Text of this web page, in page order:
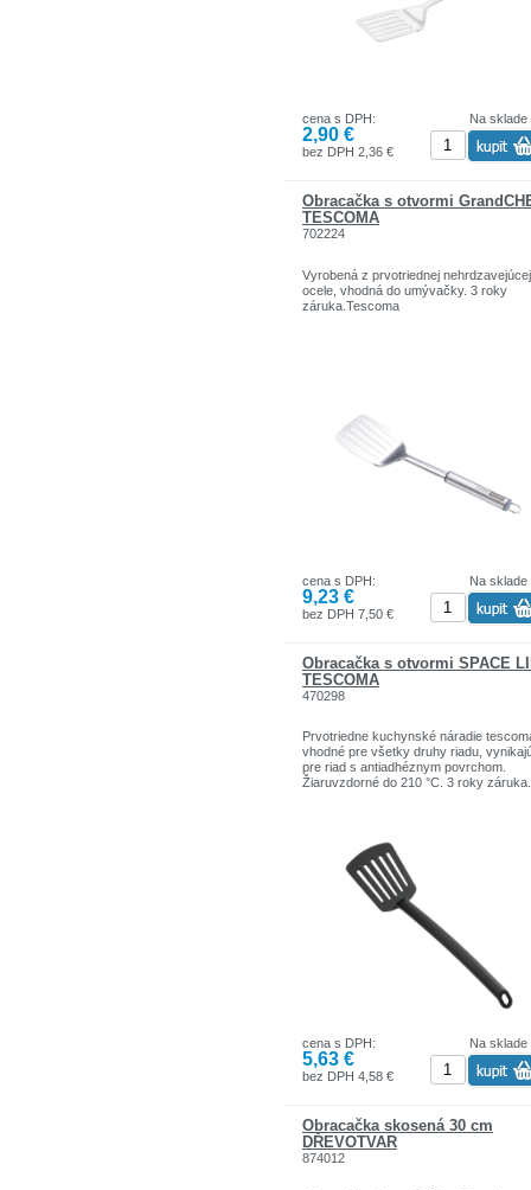
Na sklade
cena s DPH:
2,90 €
bez DPH 2,36 €
Obracačka s otvormi
TESCOMA
702224
Vyrobená z prvotriednej nehrdzavejúcej
ocele, vhodná do umývačky. 3 roky
záruka.Tescoma
Na sklade
cena s DPH:
9,23 €
bez DPH 7,50 €
Obracačka s otvormi SPACE
TESCOMA
470298
Prvotriedne kuchynské náradie
vhodné pre všetky druhy riadu,
pre riad s antiadhéznym povrchom.
Žiaruvzdorné do 210 °C. 3 roky záruka.
Na sklade
cena s DPH:
5,63 €
bez DPH 4,58 €
Obracačka skosená 30 cm
DŘEVOTVAR
874012